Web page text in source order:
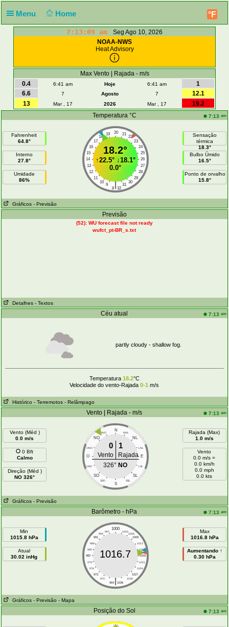
Menu Home °F
7:13:09 am
Seg Ago 10, 2026
NOAA-NWS
Heat Advisory
Max Vento | Rajada - m/s
0.4
6:41 am Hoje 6:41 am
1
6.6
7 Agosto 7
12.1
13
Mar , 17 2026 Mar , 17
19.2
Temperatura °C
7:13 am
Fahrenheit
64.8°
Interno
27.8°
Umidade
86%
20
19 21
18
22
17
23
16
24
15
25
14
26
13
27
12
28
11
29
10
30
9 31
|
8 32
18.2°
↑22.5°↓18.1°
0.0°
Sensação
térmica
18.3°
Bulbo Úmido
16.5°
Ponto de orvalho
15.8°
Gráficos - Previsão
Previsão
(52): WU forecast file not ready
wufct_pt-BR_s.txt
Detalhes - Textos
Céu atual 7:13 am
partly cloudy - shallow fog.
Temperatura 18.2°C
Velocidade do vento-Rajada 0-1 m/s
Histórico - Terremotos - Relâmpago
Vento | Rajada - m/s 7:13 am
Vento (Méd )
0.0 m/s
0 Bft
Calmo
Direção (Méd )
NO 326°
N
NNO NNL
NO NL
ONO LNL
O E
OSO LSL
SO SL
SSO SSL
S
0 1
Vento
Rajada
326° NO
Rajada (Max)
1.0 m/s
Vento
0.0 m/s =
0.0 km/h
0.0 mph
0.0 kts
Gráficos - Previsão
Barômetro - hPa 7:13 am
Min
1015.8 hPa
Atual
30.02 inHg
1000
997 1003
994
1006
991
1009
988
1012
985
1015
982
1018
979
1021
976
1024
973
1027
970
1030
|
964 1036
1016.7
Max
1016.8 hPa
Aumentando ↑
0.30 hPa
Gráficos - Previsão - Mapa
Posição do Sol 7:13 am